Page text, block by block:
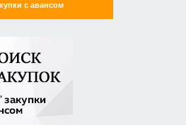
и техническому
с авансом